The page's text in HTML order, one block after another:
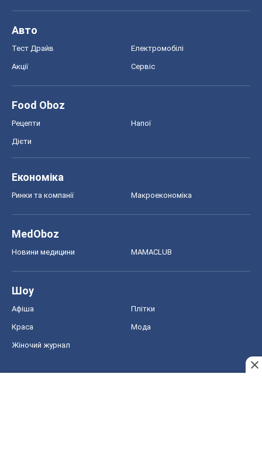
Авто
Тест Драйв Електромобілі
Акції Сервіс
Food Oboz
Рецепти Напої
Дієти
Економіка
Ринки та компанії Макроекономіка
MedOboz
Новини медицини MAMACLUB
Шоу
Афіша Плітки
Краса Мода
Жіночий журнал